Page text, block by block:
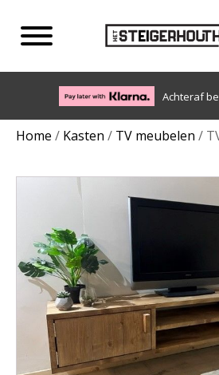
Eigen bezorgdienst in NL en BE.
Home / Kasten / TV meubelen /